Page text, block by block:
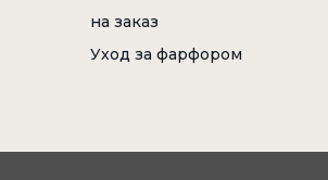
на заказ
Уход за фарфором